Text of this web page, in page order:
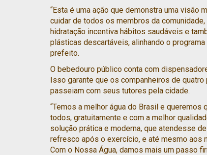
“Esta é uma ação que demonstra uma visão
cuidar de todos os membros da
hidratação incentiva hábitos saudáveis e
plásticas descartáveis, alinhando o
prefeito.
O bebedouro público conta com
Isso garante que os companheiros de
passeiam com seus tutores pela cidade.
“Temos a melhor água do Brasil e
todos, gratuitamente e com a melhor
solução prática e moderna, que atendesse
refresco após o exercício, e até mesmo aos
Com o Nossa Água, damos mais um passo